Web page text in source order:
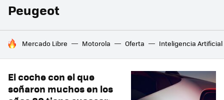
Peugeot
HOY SE HABLA DE
Mercado Libre Motorola Oferta Inteligencia Artificial
El coche con el que
soñaron muchos en los